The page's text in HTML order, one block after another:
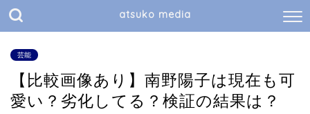
atsuko media
芸能
【比較画像あり】南野陽子は現在も可
愛い？劣化してる？検証の結果は？